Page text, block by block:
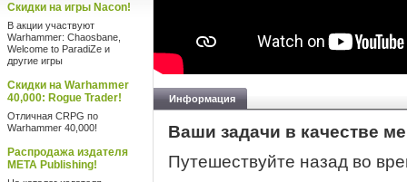
Скидки на игры Nacon!
В акции участвуют
Warhammer: Chaosbane,
Welcome to ParadiZe и
другие игры
Скидки на Warhammer
40,000: Rogue Trader!
Отличная CRPG по
Warhammer 40,000!
Распродажа издателя
META Publishing!
Информация
Ваши задачи в качестве
Путешествуйте назад во